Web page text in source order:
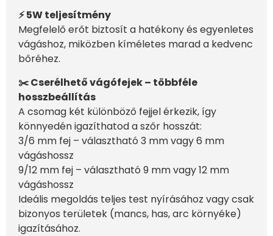
⚡ 5W teljesítmény
Megfelelő erőt biztosít a hatékony és egyenletes
vágáshoz, miközben kíméletes marad a kedvenc
bőréhez.
✂️ Cserélhető vágófejek – többféle
hosszbeállítás
A csomag két különböző fejjel érkezik, így
könnyedén igazíthatod a szőr hosszát:
3/6 mm fej – választható 3 mm vagy 6 mm
vágáshossz
9/12 mm fej – választható 9 mm vagy 12 mm
vágáshossz
Ideális megoldás teljes test nyírásához vagy csak
bizonyos területek (mancs, has, arc környéke)
igazításához.